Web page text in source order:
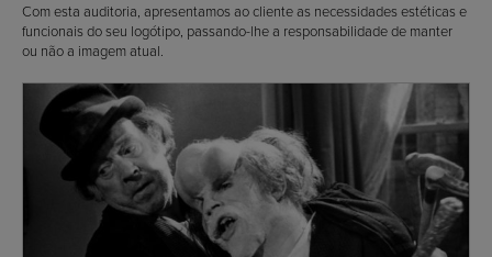
Com esta auditoria, apresentamos ao cliente as necessidades estéticas e
funcionais do seu logótipo, passando-lhe a responsabilidade de manter
ou não a imagem atual.